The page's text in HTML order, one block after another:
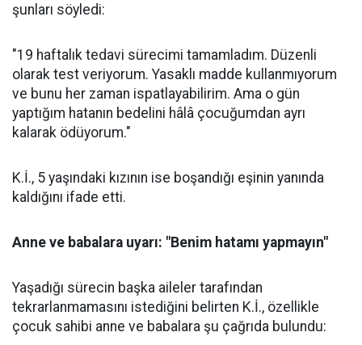
şunları söyledi:
"19 haftalık tedavi sürecimi tamamladım. Düzenli
olarak test veriyorum. Yasaklı madde kullanmıyorum
ve bunu her zaman ispatlayabilirim. Ama o gün
yaptığım hatanın bedelini hâlâ çocuğumdan ayrı
kalarak ödüyorum."
K.İ., 5 yaşındaki kızının ise boşandığı eşinin yanında
kaldığını ifade etti.
Anne ve babalara uyarı: "Benim hatamı yapmayın"
Yaşadığı sürecin başka aileler tarafından
tekrarlanmamasını istediğini belirten K.İ., özellikle
çocuk sahibi anne ve babalara şu çağrıda bulundu: